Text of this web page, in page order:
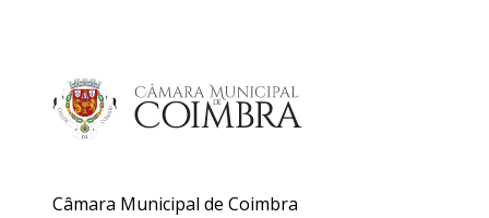
Câmara Municipal de Coimbra